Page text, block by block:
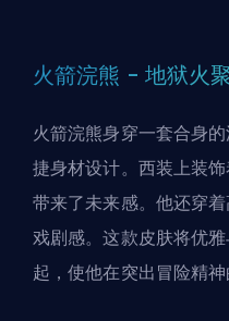
火箭浣熊 - 地狱火
火箭浣熊身穿一套合身
捷身材设计。西装上装
带来了未来感。他还穿
戏剧感。这款皮肤将优
起，使他在突出冒险精神